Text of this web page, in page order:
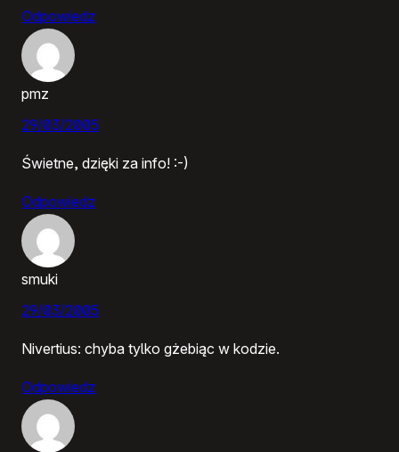
Odpowiedz
pmz
29/03/2005
Świetne, dzięki za info! :-)
Odpowiedz
smuki
29/03/2005
Nivertius: chyba tylko gżebiąc w kodzie.
Odpowiedz